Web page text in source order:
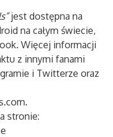
jest dostępna na
na całym świecie,
Więcej informacji
z innymi fanami
i Twitterze oraz
stronie: